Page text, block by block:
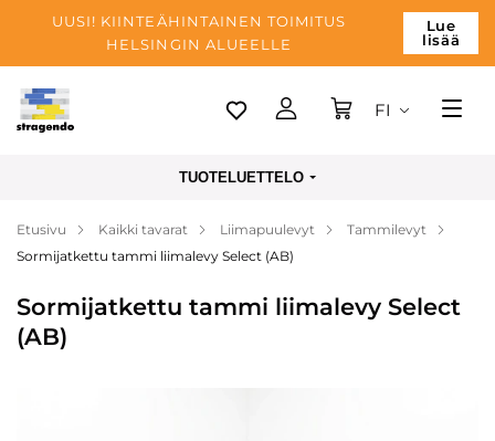
UUSI! KIINTEÄHINTAINEN TOIMITUS
HELSINGIN ALUEELLE
Lue
lisää
Tallinn
Maksu
Blogi
FI
TUOTELUETTELO
Etusivu Kaikki tavarat Liimapuulevyt
Tammilevyt
Sormijatkettu tammi liimalevy Select (AB)
Sormijatkettu tammi liimalevy Select
(AB)